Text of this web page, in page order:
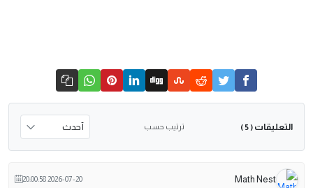
التعليقات ( 5 ) ترتيب حسب
Math Nest
2026-07-20 20:00:58